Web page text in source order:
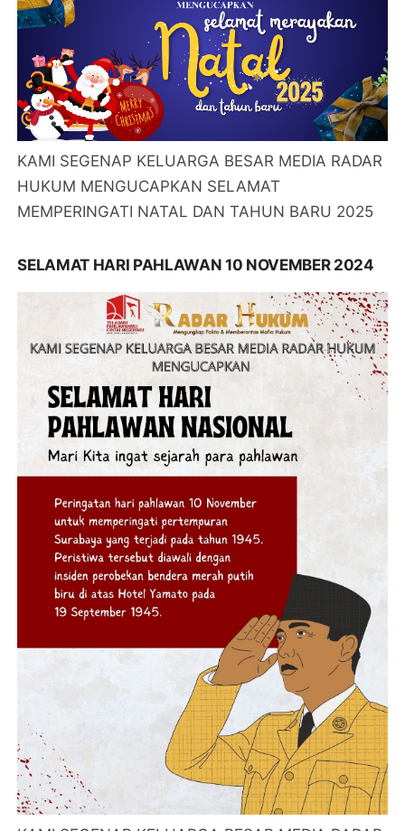
KAMI SEGENAP KELUARGA BESAR MEDIA RADAR
HUKUM MENGUCAPKAN SELAMAT
MEMPERINGATI NATAL DAN TAHUN BARU 2025
SELAMAT HARI PAHLAWAN 10 NOVEMBER 2024